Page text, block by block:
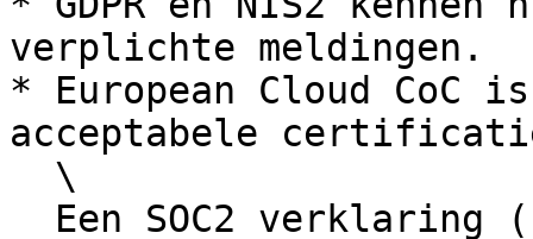
verplichte meldingen.
* European Cloud CoC
acceptabele